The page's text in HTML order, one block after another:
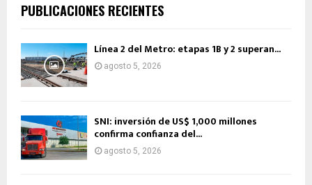
PUBLICACIONES RECIENTES
Línea 2 del Metro: etapas 1B y 2 superan...
agosto 5, 2026
SNI: inversión de US$ 1,000 millones
confirma confianza del...
agosto 5, 2026